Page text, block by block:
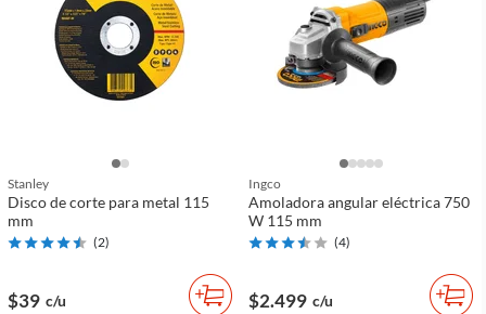
Stanley
Disco de corte para metal 115
mm
(2)
$39 c/u
Ingco
Amoladora angular eléctrica 750
W 115 mm
(4)
$2.499 c/u